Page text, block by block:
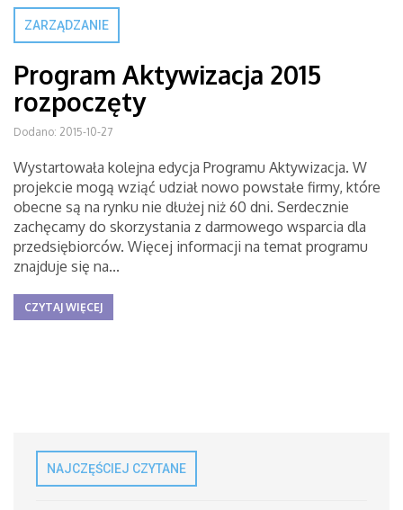
ZARZĄDZANIE
Program Aktywizacja 2015
rozpoczęty
Dodano: 2015-10-27
Wystartowała kolejna edycja Programu Aktywizacja. W
projekcie mogą wziąć udział nowo powstałe firmy, które
obecne są na rynku nie dłużej niż 60 dni. Serdecznie
zachęcamy do skorzystania z darmowego wsparcia dla
przedsiębiorców. Więcej informacji na temat programu
znajduje się na...
CZYTAJ WIĘCEJ
NAJCZĘŚCIEJ CZYTANE